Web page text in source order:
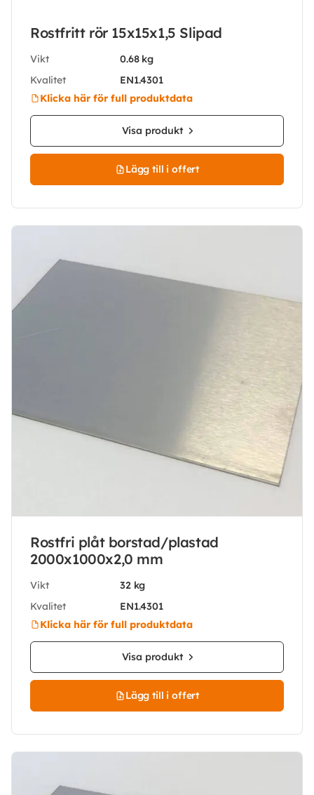
Rostfritt rör 15x15x1,5 Slipad
Vikt
0.68 kg
Kvalitet
EN1.4301
Klicka här för full produktdata
Visa produkt
Lägg till i offert
Rostfri plåt borstad/plastad
2000x1000x2,0 mm
Vikt
32 kg
Kvalitet
EN1.4301
Klicka här för full produktdata
Visa produkt
Lägg till i offert